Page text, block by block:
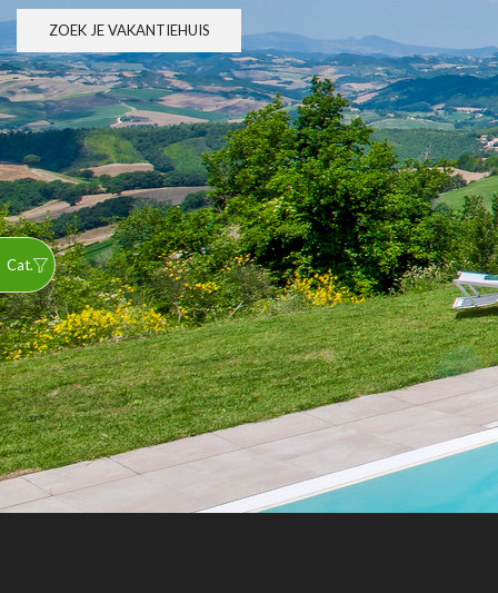
ZOEK JE VAKANTIEHUIS